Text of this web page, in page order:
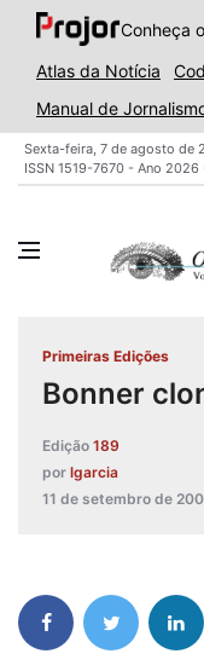
Conheça
Atlas da Notícia
Manual de
Sexta-feira, 7 de agosto de
ISSN 1519-7670 - Ano 2026
Primeiras Edições
Bonner
Edição 189
por lgarcia
11 de setembro de